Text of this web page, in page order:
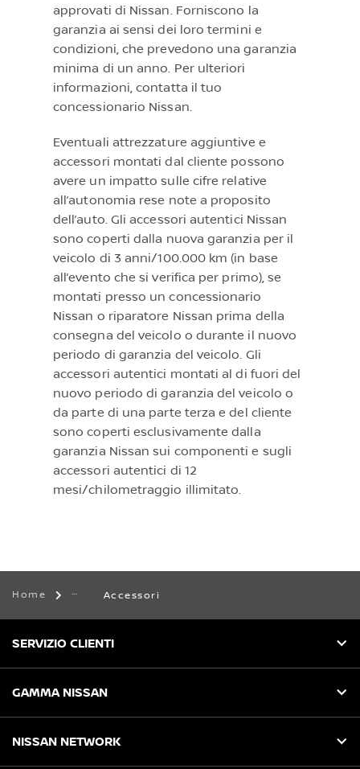
approvati di Nissan. Forniscono la
garanzia ai sensi dei loro termini e
condizioni, che prevedono una garanzia
minima di un anno. Per ulteriori
informazioni, contatta il tuo
concessionario Nissan.
Eventuali attrezzature aggiuntive e
accessori montati dal cliente possono
avere un impatto sulle cifre relative
all’autonomia rese note a proposito
dell’auto. Gli accessori autentici Nissan
sono coperti dalla nuova garanzia per il
veicolo di 3 anni/100.000 km (in base
all’evento che si verifica per primo), se
montati presso un concessionario
Nissan o riparatore Nissan prima della
consegna del veicolo o durante il nuovo
periodo di garanzia del veicolo. Gli
accessori autentici montati al di fuori del
nuovo periodo di garanzia del veicolo o
da parte di una parte terza e del cliente
sono coperti esclusivamente dalla
garanzia Nissan sui componenti e sugli
accessori autentici di 12
mesi/chilometraggio illimitato.
Home Accessori
SERVIZIO CLIENTI
GAMMA NISSAN
NISSAN NETWORK